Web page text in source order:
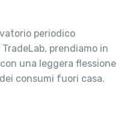
periodico
prendiamo in
una leggera flessione
consumi fuori casa.